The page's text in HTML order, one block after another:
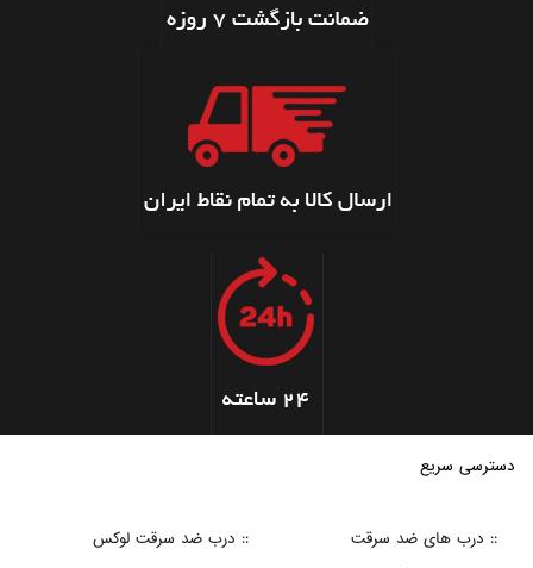
دسترسی سریع
:: درب های ضد سرقت
:: درب ضد سرقت لوکس